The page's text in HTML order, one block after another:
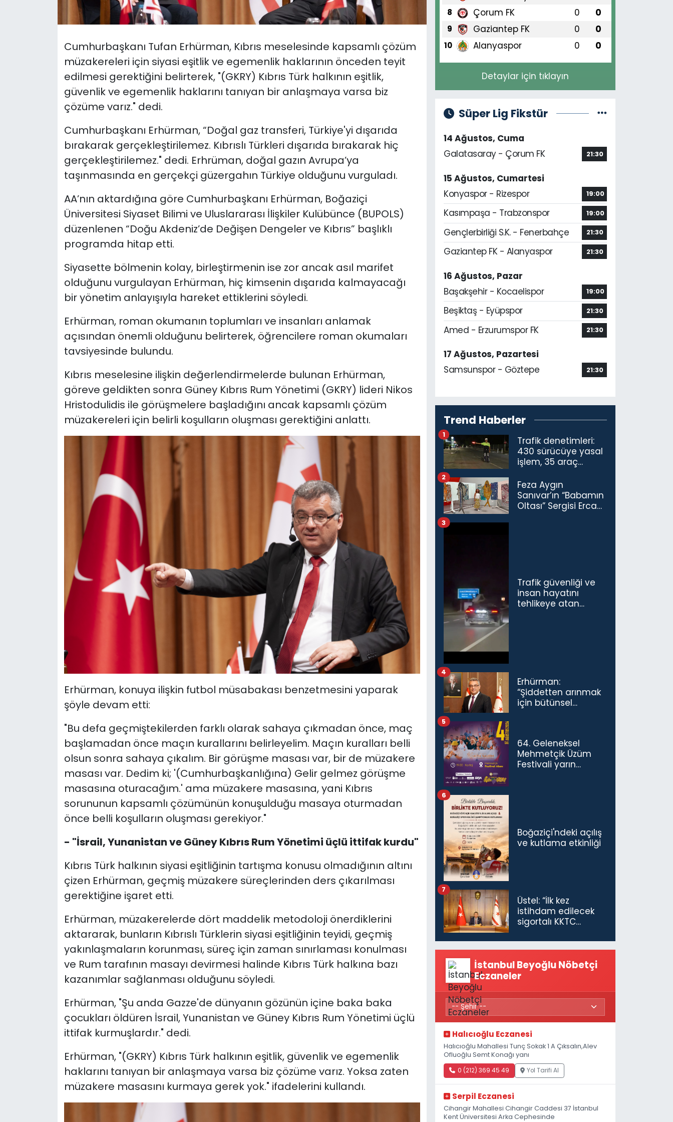
Cumhurbaşkanı Tufan Erhürman, Kıbrıs meselesinde kapsamlı çözüm
müzakereleri için siyasi eşitlik ve egemenlik haklarının önceden teyit
edilmesi gerektiğini belirterek, "(GKRY) Kıbrıs Türk halkının eşitlik,
güvenlik ve egemenlik haklarını tanıyan bir anlaşmaya varsa biz
çözüme varız." dedi.
Cumhurbaşkanı Erhürman, “Doğal gaz transferi, Türkiye'yi dışarıda
bırakarak gerçekleştirilemez. Kıbrıslı Türkleri dışarıda bırakarak hiç
gerçekleştirilemez." dedi. Erhrüman, doğal gazın Avrupa’ya
taşınmasında en gerçekçi güzergahın Türkiye olduğunu vurguladı.
AA’nın aktardığına göre Cumhurbaşkanı Erhürman, Boğaziçi
Üniversitesi Siyaset Bilimi ve Uluslararası İlişkiler Kulübünce (BUPOLS)
düzenlenen “Doğu Akdeniz’de Değişen Dengeler ve Kıbrıs” başlıklı
programda hitap etti.
Siyasette bölmenin kolay, birleştirmenin ise zor ancak asıl marifet
olduğunu vurgulayan Erhürman, hiç kimsenin dışarıda kalmayacağı
bir yönetim anlayışıyla hareket ettiklerini söyledi.
Erhürman, roman okumanın toplumları ve insanları anlamak
açısından önemli olduğunu belirterek, öğrencilere roman okumaları
tavsiyesinde bulundu.
Kıbrıs meselesine ilişkin değerlendirmelerde bulunan Erhürman,
göreve geldikten sonra Güney Kıbrıs Rum Yönetimi (GKRY) lideri Nikos
Hristodulidis ile görüşmelere başladığını ancak kapsamlı çözüm
müzakereleri için belirli koşulların oluşması gerektiğini anlattı.
Erhürman, konuya ilişkin futbol müsabakası benzetmesini yaparak
şöyle devam etti:
"Bu defa geçmiştekilerden farklı olarak sahaya çıkmadan önce, maç
başlamadan önce maçın kurallarını belirleyelim. Maçın kuralları belli
olsun sonra sahaya çıkalım. Bir görüşme masası var, bir de müzakere
masası var. Dedim ki; '(Cumhurbaşkanlığına) Gelir gelmez görüşme
masasına oturacağım.' ama müzakere masasına, yani Kıbrıs
sorununun kapsamlı çözümünün konuşulduğu masaya oturmadan
önce belli koşulların oluşması gerekiyor."
- "İsrail, Yunanistan ve Güney Kıbrıs Rum Yönetimi üçlü ittifak kurdu"
Kıbrıs Türk halkının siyasi eşitliğinin tartışma konusu olmadığının altını
çizen Erhürman, geçmiş müzakere süreçlerinden ders çıkarılması
gerektiğine işaret etti.
Erhürman, müzakerelerde dört maddelik metodoloji önerdiklerini
aktararak, bunların Kıbrıslı Türklerin siyasi eşitliğinin teyidi, geçmiş
yakınlaşmaların korunması, süreç için zaman sınırlaması konulması
ve Rum tarafının masayı devirmesi halinde Kıbrıs Türk halkına bazı
kazanımlar sağlanması olduğunu söyledi.
Erhürman, "Şu anda Gazze'de dünyanın gözünün içine baka baka
çocukları öldüren İsrail, Yunanistan ve Güney Kıbrıs Rum Yönetimi üçlü
ittifak kurmuşlardır." dedi.
Erhürman, "(GKRY) Kıbrıs Türk halkının eşitlik, güvenlik ve egemenlik
haklarını tanıyan bir anlaşmaya varsa biz çözüme varız. Yoksa zaten
müzakere masasını kurmaya gerek yok." ifadelerini kullandı.
8 Çorum FK 0 0
9 Gaziantep FK 0 0
10 Alanyaspor 0 0
Detaylar için tıklayın
Süper Lig Fikstür
14 Ağustos, Cuma
Galatasaray - Çorum FK
21:30
15 Ağustos, Cumartesi
Konyaspor - Rizespor
19:00
Kasımpaşa - Trabzonspor 19:00
Gençlerbirliği S.K. - Fenerbahçe 21:30
Gaziantep FK - Alanyaspor 21:30
16 Ağustos, Pazar
Başakşehir - Kocaelispor
19:00
Beşiktaş - Eyüpspor 21:30
Amed - Erzurumspor FK 21:30
17 Ağustos, Pazartesi
Samsunspor - Göztepe
21:30
Trend Haberler
Trafik denetimleri:
430 sürücüye yasal
işlem, 35 araç
1
Feza Aygın
Sanıvar’ın “Babamın
Oltası” Sergisi Ercan
2
Trafik güvenliği ve
insan hayatını
tehlikeye atan
3
Erhürman:
“Şiddetten arınmak
için bütünsel
4
64. Geleneksel
Mehmetçik Üzüm
Festivali yarın
5
Boğaziçi'ndeki açılış
ve kutlama etkinliği
6
Üstel: “İlk kez
istihdam edilecek
sigortalı KKTC
maaş desteğini 35
bin TL'ye çıkardık”
7
İstanbul Beyoğlu Nöbetçi
Eczaneler
Halıcıoğlu Eczanesi
Halıcıoğlu Mahallesi Tunç Sokak 1 A Çıksalın,Alev
Ofluoğlu Semt Konağı yanı
0 (212) 369 45 49 Yol Tarifi Al
Serpil Eczanesi
Cihangir Mahallesi Cihangir Caddesi 37 İstanbul
Kent Üniversitesi Arka Cephesinde
SAĞLIK
Teknoloji
Video Galeri
Yazarlar